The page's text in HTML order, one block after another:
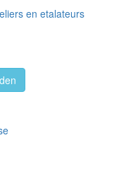
en etalateurs